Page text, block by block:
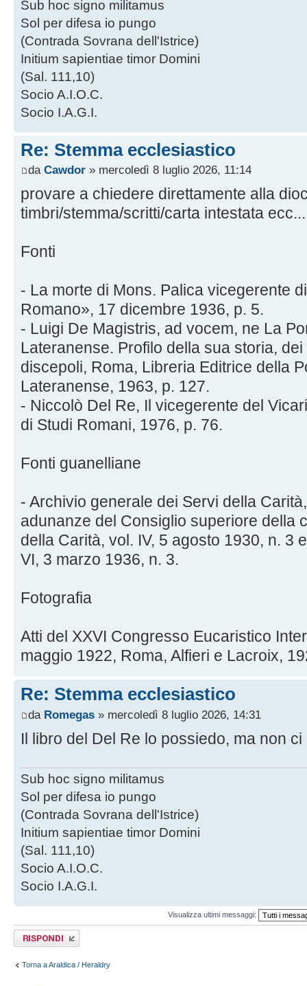
Sub hoc signo militamus
Sol per difesa io pungo
(Contrada Sovrana dell'Istrice)
Initium sapientiae timor Domini
(Sal. 111,10)
Socio A.I.O.C.
Socio I.A.G.I.
Re: Stemma ecclesiastico
da Cawdor » mercoledì 8 luglio 2026, 11:14
provare a chiedere direttamente alla
timbri/stemma/scritti/carta intestata ecc...
Fonti
- La morte di Mons. Palica vicegerente
Romano», 17 dicembre 1936, p. 5.
- Luigi De Magistris, ad vocem, ne La
Lateranense. Profilo della sua storia,
discepoli, Roma, Libreria Editrice della
Lateranense, 1963, p. 127.
- Niccolò Del Re, Il vicegerente del
di Studi Romani, 1976, p. 76.
Fonti guanelliane
- Archivio generale dei Servi della
adunanze del Consiglio superiore della
della Carità, vol. IV, 5 agosto 1930, n. 3
VI, 3 marzo 1936, n. 3.
Fotografia
Atti del XXVI Congresso Eucaristico
maggio 1922, Roma, Alfieri e Lacroix,
Re: Stemma ecclesiastico
da Romegas » mercoledì 8 luglio 2026, 14:31
Il libro del Del Re lo possiedo, ma non
Sub hoc signo militamus
Sol per difesa io pungo
(Contrada Sovrana dell'Istrice)
Initium sapientiae timor Domini
(Sal. 111,10)
Socio A.I.O.C.
Socio I.A.G.I.
Visualizza ultimi messaggi:
Rispondi al
messaggio
Torna a Araldica / Heraldry